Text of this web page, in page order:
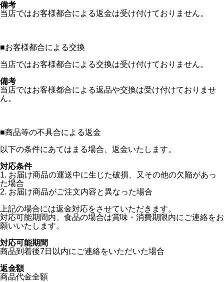
備考
当店ではお客様都合による返金は受け付けておりません。
■お客様都合による交換
当店ではお客様都合による交換は受け付けておりません。
備考
当店ではお客様都合による返品や交換は受け付けておりませ
ん。
■商品等の不具合による返金
以下の条件にあてはまる場合、返金いたします。
対応条件
1. お届け商品の運送中に生じた破損、又その他の欠陥があっ
た場合
2. お届け商品がご注文内容と異なった場合
上記の場合には返金対応をさせていただきます。
対応可能期間内、食品の場合は賞味・消費期限内にご連絡をお
願いいたします。
対応可能期間
商品到着後7日以内にご連絡をいただいた場合
返金額
商品代金全額